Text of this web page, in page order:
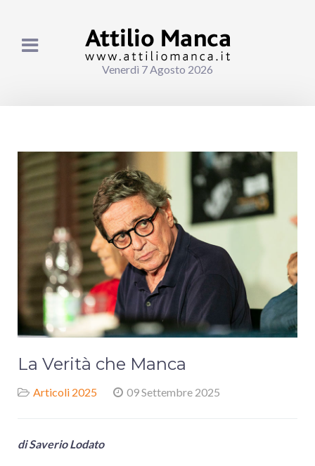
Venerdì 7 Agosto 2026
La Verità che Manca
Articoli 2025 09 Settembre 2025
di Saverio Lodato